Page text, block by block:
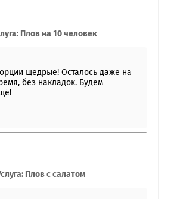
Плов на 10 человек
щедрые! Осталось даже на
без накладок. Будем
Плов с салатом